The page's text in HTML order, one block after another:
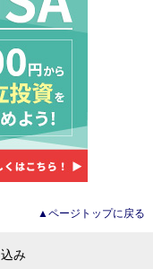
▲ページトップに戻る
込み